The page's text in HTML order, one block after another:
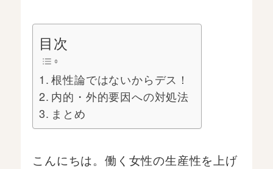
目次
根性論ではないからデス！
内的・外的要因への対処法
まとめ
こんにちは。働く女性の生産性を上げ